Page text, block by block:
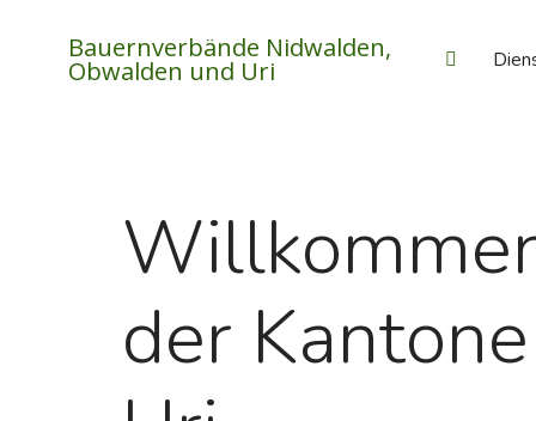
Bauernverbände Nidwalden,
Obwalden und Uri
der